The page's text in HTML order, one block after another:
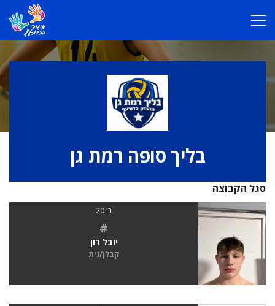
בליך סופה רמת גן
סגל הקבוצה
בן 20
#
יובל רון
קבלן/נית